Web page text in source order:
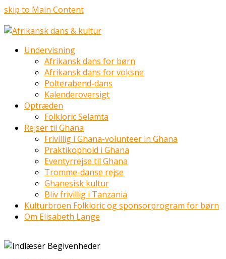
skip to Main Content
Undervisning
Afrikansk dans for børn
Afrikansk dans for voksne
Polterabend-dans
Kalenderoversigt
Optræden
Folkloric Selamta
Rejser til Ghana
Frivillig i Ghana-volunteer in Ghana
Praktikophold i Ghana
Eventyrrejse til Ghana
Tromme-danse rejse
Ghanesisk kultur
Bliv frivillig i Tanzania
Kulturbroen Folkloric og sponsorprogram for børn
Om Elisabeth Lange